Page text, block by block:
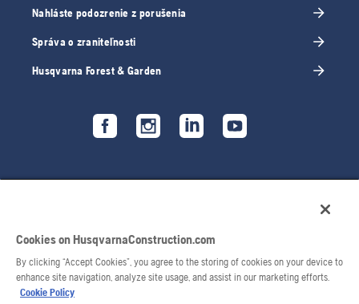
Nahláste podozrenie z porušenia
Správa o zraniteľnosti
Husqvarna Forest & Garden
Cookies on HusqvarnaConstruction.com
By clicking “Accept Cookies”, you agree to the storing of cookies on your device to
enhance site navigation, analyze site usage, and assist in our marketing efforts.
Cookie Policy